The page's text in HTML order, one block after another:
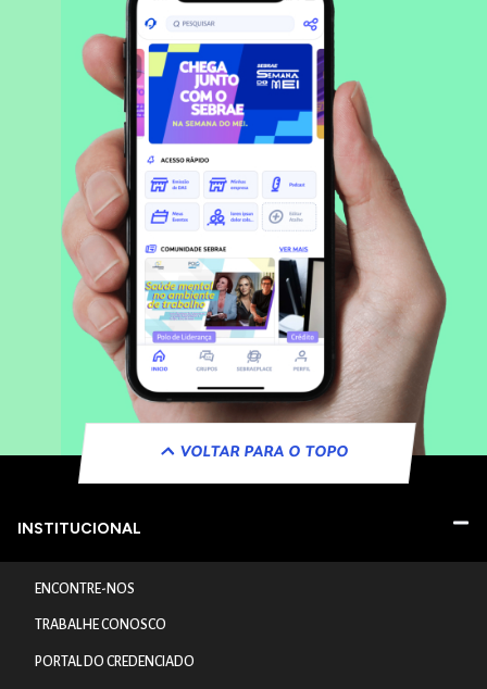
VOLTAR PARA O TOPO
INSTITUCIONAL
ENCONTRE-NOS
TRABALHE CONOSCO
PORTAL DO CREDENCIADO